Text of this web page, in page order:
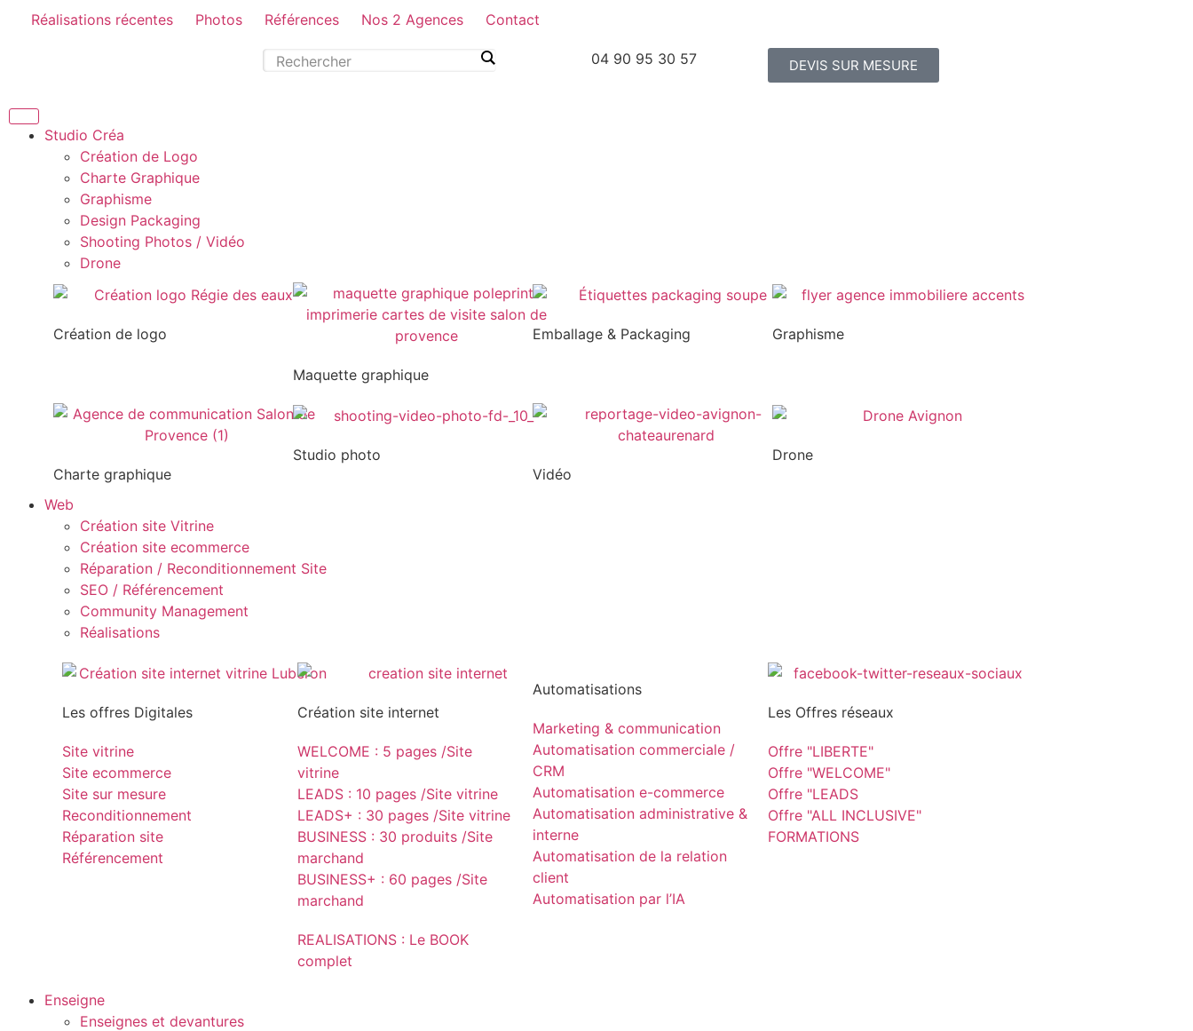
Réalisations récentes Photos Références Nos 2 Agences Contact
04 90 95 30 57 DEVIS SUR MESURE
Studio Créa
Création de Logo
Charte Graphique
Graphisme
Design Packaging
Shooting Photos / Vidéo
Drone
Création de logo
Maquette graphique
Emballage & Packaging Graphisme
Charte graphique
Studio photo
Vidéo
Drone
Web
Création site Vitrine
Création site ecommerce
Réparation / Reconditionnement Site
SEO / Référencement
Community Management
Réalisations
Les offres Digitales
Site vitrine
Site ecommerce
Site sur mesure
Reconditionnement
Réparation site
Référencement
Création site internet
WELCOME : 5 pages /Site
vitrine
LEADS : 10 pages /Site vitrine
LEADS+ : 30 pages /Site vitrine
BUSINESS : 30 produits /Site
marchand
BUSINESS+ : 60 pages /Site
marchand
REALISATIONS : Le BOOK
complet
Automatisations
Marketing & communication
Automatisation commerciale /
CRM
Automatisation e-commerce
Automatisation administrative &
interne
Automatisation de la relation
client
Automatisation par l’IA
Les Offres réseaux
Offre "LIBERTE"
Offre "WELCOME"
Offre "LEADS
Offre "ALL INCLUSIVE"
FORMATIONS
Enseigne
Enseignes et devantures